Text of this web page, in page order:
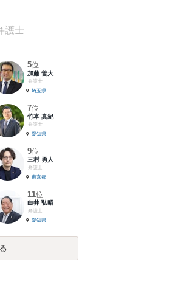
護士
5位
加藤 善大
弁護士
埼玉県
7位
竹本 真紀
弁護士
愛知県
9位
三村 勇人
弁護士
東京都
11位
白井 弘昭
弁護士
愛知県